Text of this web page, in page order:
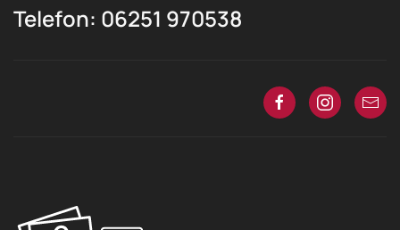
Telefon: 06251 970538